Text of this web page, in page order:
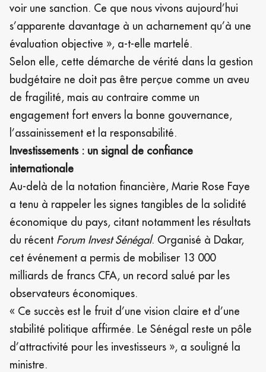
voir une sanction. Ce que nous vivons aujourd’hui
s’apparente davantage à un acharnement qu’à une
évaluation objective », a-t-elle martelé.
Selon elle, cette démarche de vérité dans la gestion
budgétaire ne doit pas être perçue comme un aveu
de fragilité, mais au contraire comme un
engagement fort envers la bonne gouvernance,
l’assainissement et la responsabilité.
Investissements : un signal de confiance
internationale
Au-delà de la notation financière, Marie Rose Faye
a tenu à rappeler les signes tangibles de la solidité
économique du pays, citant notamment les résultats
du récent Forum Invest Sénégal. Organisé à Dakar,
cet événement a permis de mobiliser 13 000
milliards de francs CFA, un record salué par les
observateurs économiques.
« Ce succès est le fruit d’une vision claire et d’une
stabilité politique affirmée. Le Sénégal reste un pôle
d’attractivité pour les investisseurs », a souligné la
ministre.